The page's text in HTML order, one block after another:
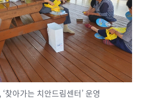
찾아가는 치안드림센터’ 운영